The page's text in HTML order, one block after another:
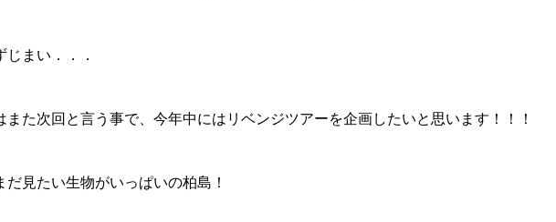
じまい．．．
また次回と言う事で、今年中にはリベンジツアーを企画したいと思います！！！
だ見たい生物がいっぱいの柏島！